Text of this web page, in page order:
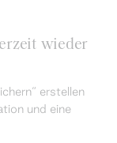
wieder
erstellen
und eine